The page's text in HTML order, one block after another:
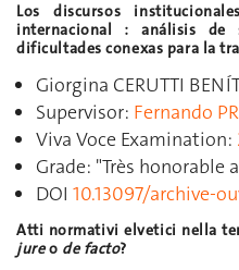
Los discursos
internacional : análisis
dificultades conexas para la
Giorgina CERUTTI
Supervisor: Fernando
Viva Voce Examination:
Grade: "Très
DOI 10.13097/archive-
Atti normativi elvetici nella
jureo de facto?